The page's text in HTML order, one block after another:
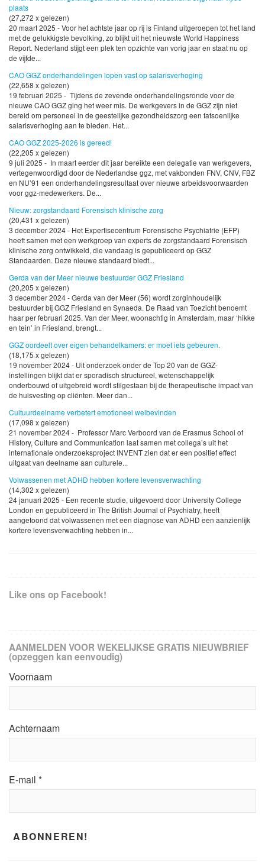
plaats
(27,272 x gelezen)
20 maart 2025 - Voor het achtste jaar op rij is Finland uitgeroepen tot het land
met de gelukkigste bevolking, zo blijkt uit het nieuwste World Happiness
Report. Nederland stijgt een plek ten opzichte van vorig jaar en staat nu op
de vijfde...
CAO GGZ onderhandelingen lopen vast op salarisverhoging
(22,658 x gelezen)
19 februari 2025 - Tijdens de zevende onderhandelingsronde voor de
nieuwe CAO GGZ ging het weer mis. De werkgevers in de GGZ zijn niet
bereid om personeel in de geestelijke gezondheidszorg een fatsoenlijke
salarisverhoging aan te bieden. Het...
CAO GGZ 2025-2026 is gereed!
(22,205 x gelezen)
9 juli 2025 - In maart eerder dit jaar bereikte een delegatie van werkgevers,
vertegenwoordigd door de Nederlandse ggz, met vakbonden FNV, CNV, FBZ
en NU’91 een onderhandelingsresultaat over nieuwe arbeidsvoorwaarden
voor ggz-medewerkers. De...
Nieuw: zorgstandaard Forensisch klinische zorg
(20,431 x gelezen)
3 december 2024 - Het Expertisecentrum Forensische Psychiatrie (EFP)
heeft samen met een werkgroep van experts de zorgstandaard Forensisch
klinische zorg ontwikkeld, die vandaag is gepubliceerd op GGZ
Standaarden. Deze nieuwe standaard biedt...
Gerda van der Meer nieuwe bestuurder GGZ Friesland
(20,205 x gelezen)
3 december 2024 - Gerda van der Meer (56) wordt zorginhoudelijk
bestuurder bij GGZ Friesland en Synaeda. De Raad van Toezicht benoemt
haar per februari 2025. Van der Meer, woonachtig in Amsterdam, maar ‘hikke
en tein’ in Friesland, brengt...
GGZ oordeelt over eigen behandelkamers: er moet iets gebeuren.
(18,175 x gelezen)
19 november 2024 - Uit onderzoek onder de Top 20 van de GGZ-
instellingen blijkt dat er sporadisch structureel, wetenschappelijk
onderbouwd of uitgebreid wordt stilgestaan bij de therapeutische impact van
de huisvesting op cliënten. Meer dan...
Cultuurdeelname verbetert emotioneel welbevinden
(17,098 x gelezen)
21 november 2024 - Professor Marc Verboord van de Erasmus School of
History, Culture and Communication laat samen met collega’s uit het
internationale onderzoeksproject INVENT zien dat er een positief effect
uitgaat van deelname aan culturele...
Volwassenen met ADHD hebben kortere levensverwachting
(14,302 x gelezen)
24 januari 2025 - Een recente studie, uitgevoerd door University College
London en gepubliceerd in The British Journal of Psychiatry, heeft
aangetoond dat volwassenen met een diagnose van ADHD een aanzienlijk
kortere levensverwachting hebben in...
Like ons op Facebook!
AANMELDEN VOOR WEKELIJKSE GRATIS NIEUWBRIEF
(opzeggen kan eenvoudig)
Voornaam
Achternaam
E-mail *